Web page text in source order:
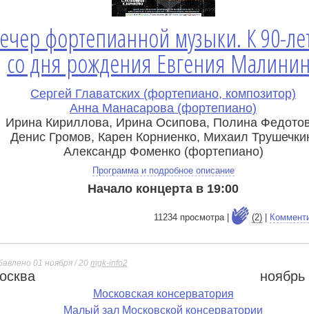
фортепианной музыки. К 90-
со дня рождения Евгения
Сергей Главатских (фортепиано, композитор)
Анна Манасарова (фортепиано)
Ирина Кириллова, Ирина Осипова, Полина
Денис Громов, Карен Корниенко, Михаил
Александр Фоменко (фортепиано)
Программа и подробное описание
Начало концерта в 19:00
11234 просмотра | (2)|
01 ноября / 20 mgk-info2
ноябрь
Московская консерватория
Малый зал Московской консерватории